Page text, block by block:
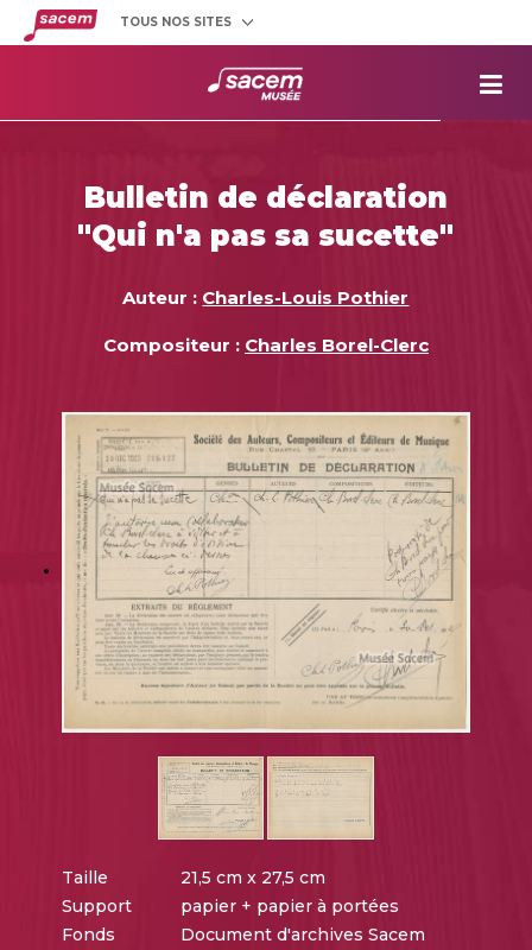
TOUS NOS SITES
des œuvres
Bulletin de déclaration
"Qui n'a pas sa sucette"
Auteur : Charles-Louis Pothier
Compositeur : Charles Borel-Clerc
Taille
21,5 cm x 27,5 cm
Support
papier + papier à portées
Fonds
Document d'archives Sacem